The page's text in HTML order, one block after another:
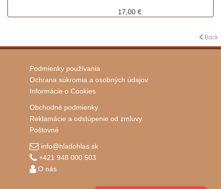
17,00 €
Back
Podmienky používania
Ochrana súkromia a osobných údajov
Informácie o Cookies
Obchodné podmienky
Reklamácie a odstúpenie od zmluvy
Poštovné
info@hladohlas.sk
+421 948 000 503
O nás